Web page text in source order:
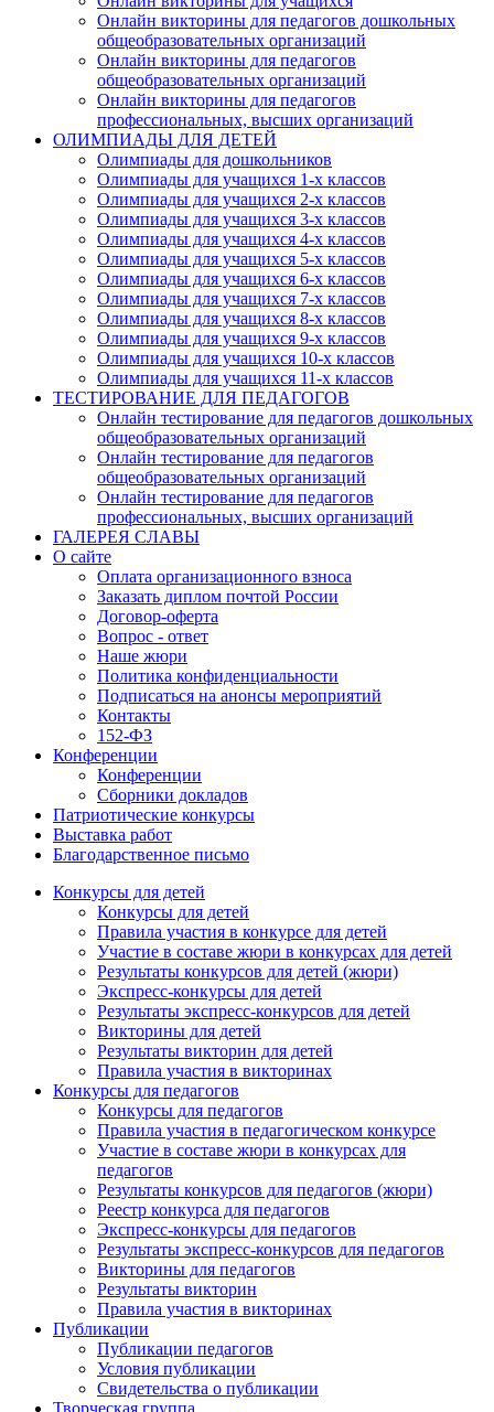
Онлайн викторины для педагогов дошкольных
общеобразовательных организаций
Онлайн викторины для педагогов
общеобразовательных организаций
Онлайн викторины для педагогов
профессиональных, высших организаций
ОЛИМПИАДЫ ДЛЯ ДЕТЕЙ
Олимпиады для дошкольников
Олимпиады для учащихся 1-х классов
Олимпиады для учащихся 2-х классов
Олимпиады для учащихся 3-х классов
Олимпиады для учащихся 4-х классов
Олимпиады для учащихся 5-х классов
Олимпиады для учащихся 6-х классов
Олимпиады для учащихся 7-х классов
Олимпиады для учащихся 8-х классов
Олимпиады для учащихся 9-х классов
Олимпиады для учащихся 10-х классов
Олимпиады для учащихся 11-х классов
ТЕСТИРОВАНИЕ ДЛЯ ПЕДАГОГОВ
Онлайн тестирование для педагогов дошкольных
общеобразовательных организаций
Онлайн тестирование для педагогов
общеобразовательных организаций
Онлайн тестирование для педагогов
профессиональных, высших организаций
ГАЛЕРЕЯ СЛАВЫ
О сайте
Оплата организационного взноса
Заказать диплом почтой России
Договор-оферта
Вопрос - ответ
Наше жюри
Политика конфиденциальности
Подписаться на анонсы мероприятий
Контакты
152-ФЗ
Конференции
Конференции
Сборники докладов
Патриотические конкурсы
Выставка работ
Благодарственное письмо
Конкурсы для детей
Конкурсы для детей
Правила участия в конкурсе для детей
Участие в составе жюри в конкурсах для детей
Результаты конкурсов для детей (жюри)
Экспресс-конкурсы для детей
Результаты экспресс-конкурсов для детей
Викторины для детей
Результаты викторин для детей
Правила участия в викторинах
Конкурсы для педагогов
Конкурсы для педагогов
Правила участия в педагогическом конкурсе
Участие в составе жюри в конкурсах для
педагогов
Результаты конкурсов для педагогов (жюри)
Реестр конкурса для педагогов
Экспресс-конкурсы для педагогов
Результаты экспресс-конкурсов для педагогов
Викторины для педагогов
Результаты викторин
Правила участия в викторинах
Публикации
Публикации педагогов
Условия публикации
Свидетельства о публикации
Творческая группа